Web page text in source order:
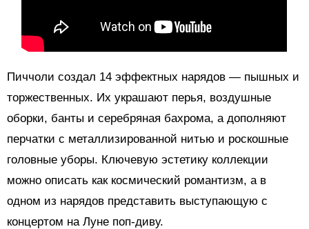
Пиччоли создал 14 эффектных нарядов — пышных и
торжественных. Их украшают перья, воздушные
оборки, банты и серебряная бахрома, а дополняют
перчатки с металлизированной нитью и роскошные
головные уборы. Ключевую эстетику коллекции
можно описать как космический романтизм, а в
одном из нарядов представить выступающую с
концертом на Луне поп-диву.